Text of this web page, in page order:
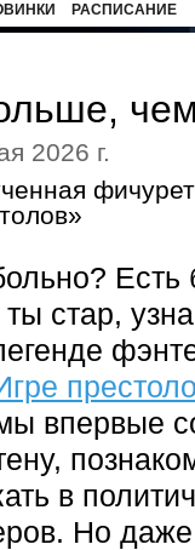
РАСПИСАНИЕ
2026 г.
ты стар,
впервые
в
Но